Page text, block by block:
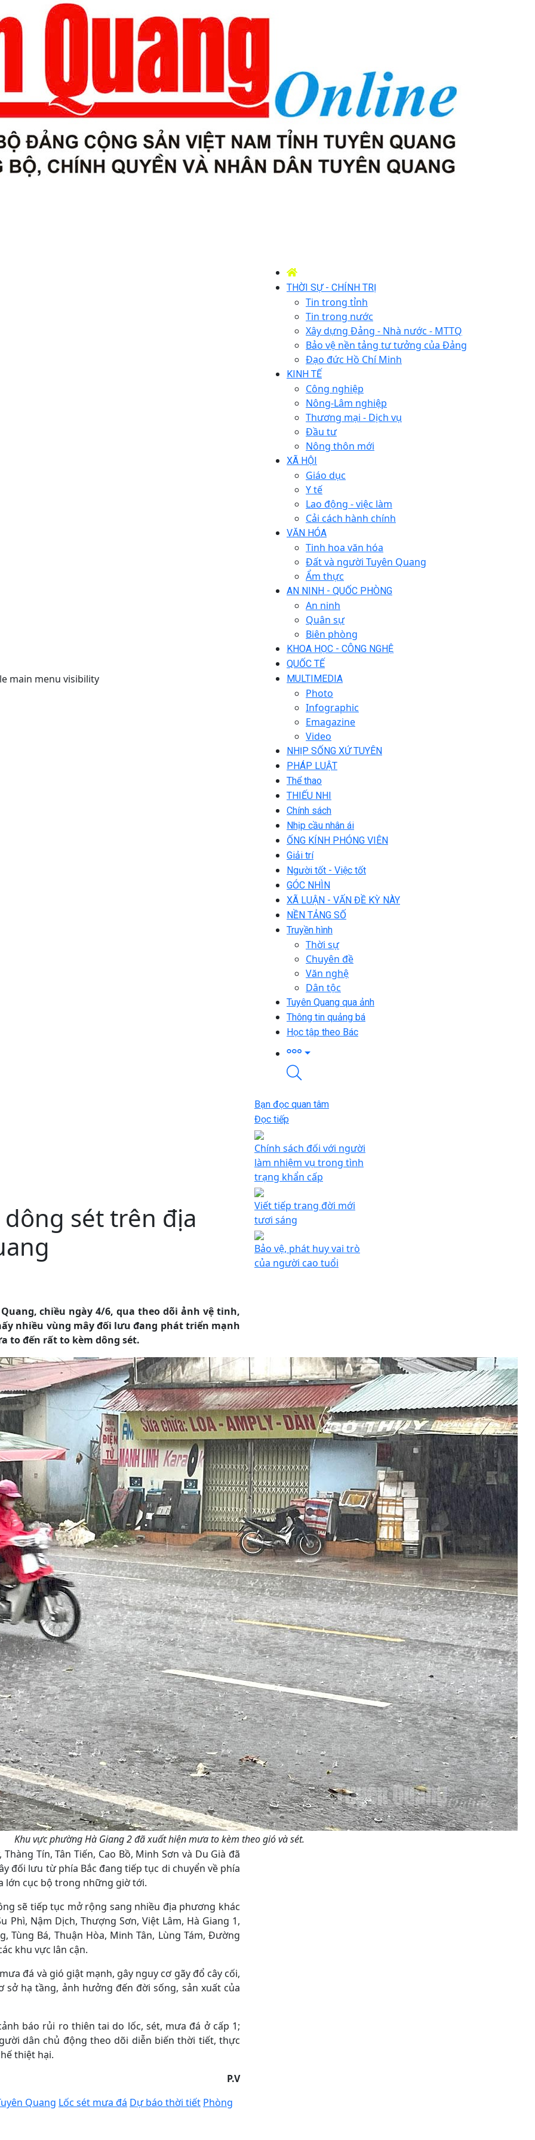
main menu visibility
THỜI SỰ - CHÍNH TRỊ
Tin trong tỉnh
Tin trong nước
Xây dựng Đảng - Nhà nước - MTTQ
Bảo vệ nền tảng tư tưởng của Đảng
Đạo đức Hồ Chí Minh
KINH TẾ
Công nghiệp
Nông-Lâm nghiệp
Thương mại - Dịch vụ
Đầu tư
Nông thôn mới
XÃ HỘI
Giáo dục
Y tế
Lao động - việc làm
Cải cách hành chính
VĂN HÓA
Tinh hoa văn hóa
Đất và người Tuyên Quang
Ẩm thực
AN NINH - QUỐC PHÒNG
An ninh
Quân sự
Biên phòng
KHOA HỌC - CÔNG NGHỆ
QUỐC TẾ
MULTIMEDIA
Photo
Infographic
Emagazine
Video
NHỊP SỐNG XỨ TUYÊN
PHÁP LUẬT
Thể thao
THIẾU NHI
Chính sách
Nhịp cầu nhân ái
ỐNG KÍNH PHÓNG VIÊN
Giải trí
Người tốt - Việc tốt
GÓC NHÌN
XÃ LUẬN - VẤN ĐỀ KỲ NÀY
NỀN TẢNG SỐ
Truyền hình
Thời sự
Chuyên đề
Văn nghệ
Dân tộc
Tuyên Quang qua ảnh
Thông tin quảng bá
Học tập theo Bác
sét trên địa
chiều ngày 4/6, qua theo dõi ảnh vệ tinh,
nhiều vùng mây đối lưu đang phát triển mạnh
to đến rất to kèm dông sét.
Khu vực phường Hà Giang 2 đã xuất hiện mưa to kèm theo gió và sét.
Tín, Tân Tiến, Cao Bồ, Minh Sơn và Du Già đã
đối lưu từ phía Bắc đang tiếp tục di chuyển về phía
lớn cục bộ trong những giờ tới.
sẽ tiếp tục mở rộng sang nhiều địa phương khác
Phì, Nậm Dịch, Thượng Sơn, Việt Lâm, Hà Giang 1,
Tùng Bá, Thuận Hòa, Minh Tân, Lùng Tám, Đường
khu vực lân cận.
đá và gió giật mạnh, gây nguy cơ gãy đổ cây cối,
hạ tầng, ảnh hưởng đến đời sống, sản xuất của
báo rủi ro thiên tai do lốc, sét, mưa đá ở cấp 1;
dân chủ động theo dõi diễn biến thời tiết, thực
thiệt hại.
P.V
Quang Lốc sét mưa đá Dự báo thời tiết Phòng
Bạn đọc quan tâm
Đọc tiếp
Chính sách đối với người
làm nhiệm vụ trong tình
trạng khẩn cấp
Viết tiếp trang đời mới
tươi sáng
Bảo vệ, phát huy vai trò
của người cao tuổi